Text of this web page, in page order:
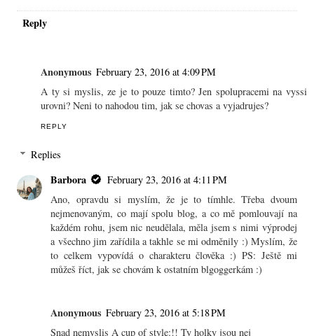
Reply
Anonymous February 23, 2016 at 4:09 PM
A ty si myslis, ze je to pouze timto? Jen spolupracemi na vyssi
urovni? Neni to nahodou tim, jak se chovas a vyjadrujes?
REPLY
Replies
Barbora
February 23, 2016 at 4:11 PM
Ano, opravdu si myslím, že je to tímhle. Třeba dvoum
nejmenovaným, co mají spolu blog, a co mě pomlouvají na
každém rohu, jsem nic neudělala, měla jsem s nimi výprodej
a všechno jim zařídila a takhle se mi odměnily :) Myslím, že
to celkem vypovídá o charakteru člověka :) PS: Ještě mi
můžeš říct, jak se chovám k ostatním blgoggerkám :)
Anonymous February 23, 2016 at 5:18 PM
Snad nemyslis A cup of style:!! Ty holky jsou nej